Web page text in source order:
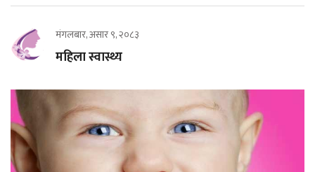
मंगलबार, असार ९, २०८३
महिला स्वास्थ्य